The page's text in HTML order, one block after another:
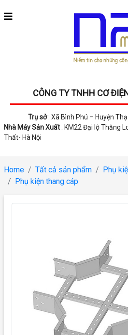
CÔNG TY TNHH CƠ
Trụ sở: Xã Bình Phú – Huyện
Nhà Máy Sản Xuất: KM22 Đại lộ Thăng
Thất- Hà Nội
Home Tất cả sản phẩm
Phụ
Phụ kiện thang cáp